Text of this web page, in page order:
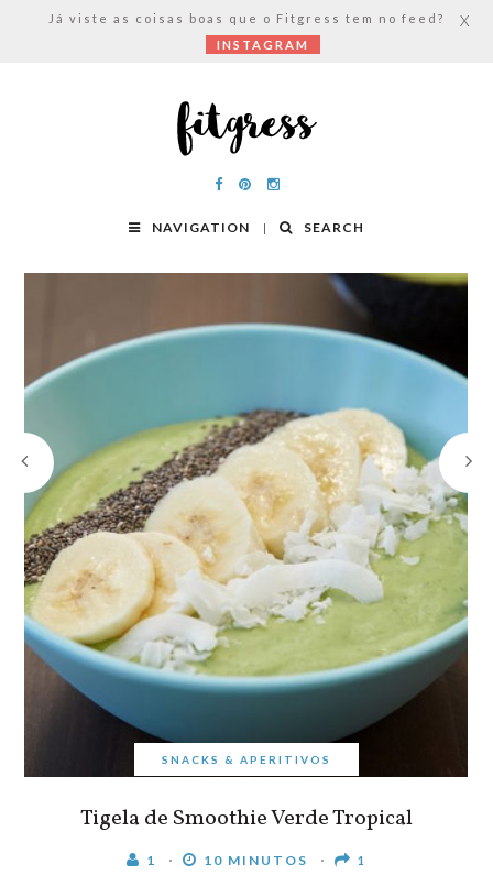
NAVIGATION SEARCH
SNACKS & APERITIVOS
Tigela de Smoothie Verde Tropical
1 10 MINUTOS 1
Já viste as coisas boas que o Fitgress tem no feed?
INSTAGRAM
X